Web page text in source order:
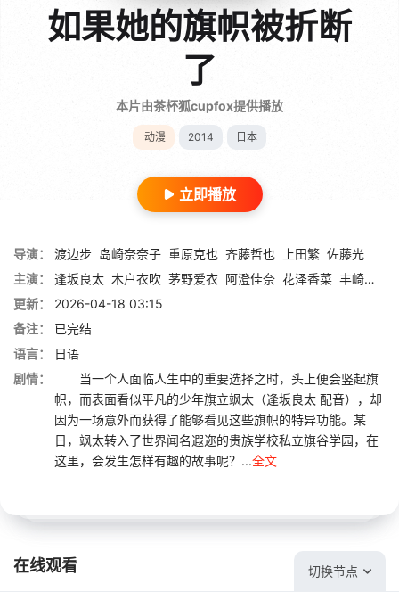
如果她的旗帜被折断
了
本片由茶杯狐cupfox提供播放
动漫 2014 日本
立即播放
导演： 渡边步 岛崎奈奈子 重原克也 齐藤哲也 上田繁 佐藤光
主演：
逢坂良太 木户衣吹 茅野爱衣 阿澄佳奈 花泽香菜 丰崎爱生
更新：
2026-04-18 03:15
备注：
已完结
语言：
日语
剧情：
当一个人面临人生中的重要选择之时，头上便会竖起旗
帜，而表面看似平凡的少年旗立飒太（逢坂良太 配音），却
因为一场意外而获得了能够看见这些旗帜的特异功能。某
日，飒太转入了世界闻名遐迩的贵族学校私立旗谷学园，在
这里，会发生怎样有趣的故事呢？...全文
在线观看 切换节点